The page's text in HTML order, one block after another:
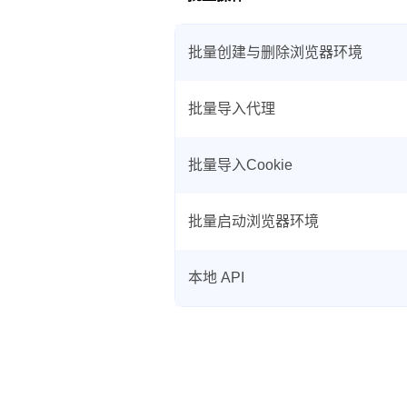
批量创建与删除浏览器环境
批量导入代理
批量导入Cookie
批量启动浏览器环境
本地 API